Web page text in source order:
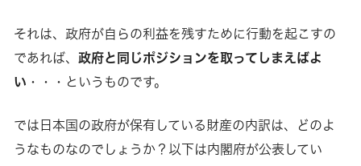
それは、政府が自らの利益を残すために行動を起こすの
であれば、 政府と同じポジションを取ってしまえばよ
い ・・・というものです。
では日本国の政府が保有している財産の内訳は、どのよ
うなものなのでしょうか？以下は内閣府が公表してい